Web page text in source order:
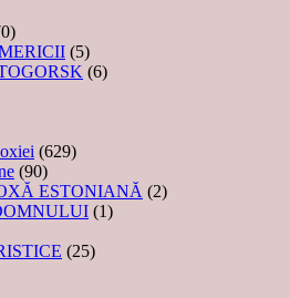
(5)
(6)
(629)
(90)
ESTONIANĂ (2)
(1)
(25)